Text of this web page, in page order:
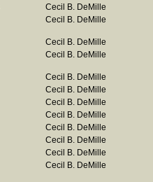
Cecil B. DeMille
Cecil B. DeMille
Cecil B. DeMille
Cecil B. DeMille
Cecil B. DeMille
Cecil B. DeMille
Cecil B. DeMille
Cecil B. DeMille
Cecil B. DeMille
Cecil B. DeMille
Cecil B. DeMille
Cecil B. DeMille